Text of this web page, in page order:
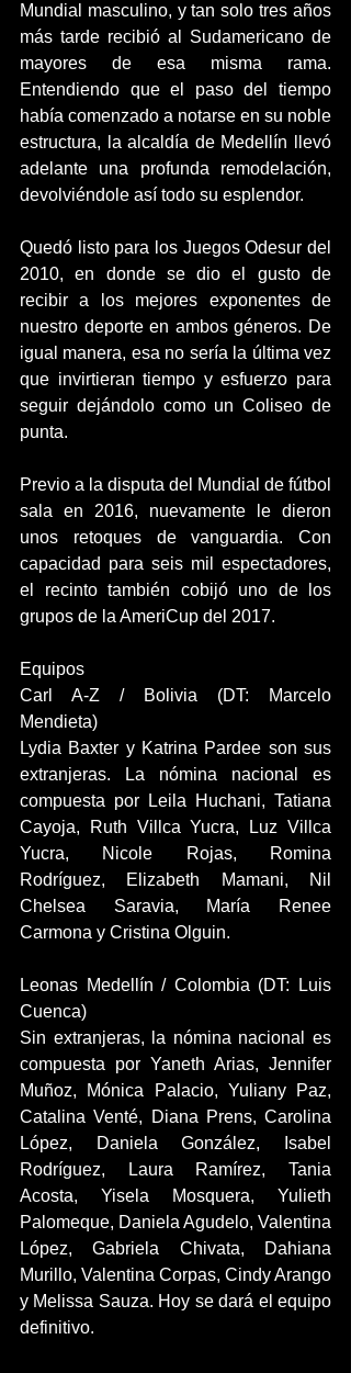
Mundial masculino, y tan solo tres años
más tarde recibió al Sudamericano de
mayores de esa misma rama.
Entendiendo que el paso del tiempo
había comenzado a notarse en su noble
estructura, la alcaldía de Medellín llevó
adelante una profunda remodelación,
devolviéndole así todo su esplendor.
Quedó listo para los Juegos Odesur del
2010, en donde se dio el gusto de
recibir a los mejores exponentes de
nuestro deporte en ambos géneros. De
igual manera, esa no sería la última vez
que invirtieran tiempo y esfuerzo para
seguir dejándolo como un Coliseo de
punta.
Previo a la disputa del Mundial de fútbol
sala en 2016, nuevamente le dieron
unos retoques de vanguardia. Con
capacidad para seis mil espectadores,
el recinto también cobijó uno de los
grupos de la AmeriCup del 2017.
Equipos
Carl A-Z / Bolivia (DT: Marcelo
Mendieta)
Lydia Baxter y Katrina Pardee son sus
extranjeras. La nómina nacional es
compuesta por Leila Huchani, Tatiana
Cayoja, Ruth Villca Yucra, Luz Villca
Yucra, Nicole Rojas, Romina
Rodríguez, Elizabeth Mamani, Nil
Chelsea Saravia, María Renee
Carmona y Cristina Olguin.
Leonas Medellín / Colombia (DT: Luis
Cuenca)
Sin extranjeras, la nómina nacional es
compuesta por Yaneth Arias, Jennifer
Muñoz, Mónica Palacio, Yuliany Paz,
Catalina Venté, Diana Prens, Carolina
López, Daniela González, Isabel
Rodríguez, Laura Ramírez, Tania
Acosta, Yisela Mosquera, Yulieth
Palomeque, Daniela Agudelo, Valentina
López, Gabriela Chivata, Dahiana
Murillo, Valentina Corpas, Cindy Arango
y Melissa Sauza. Hoy se dará el equipo
definitivo.